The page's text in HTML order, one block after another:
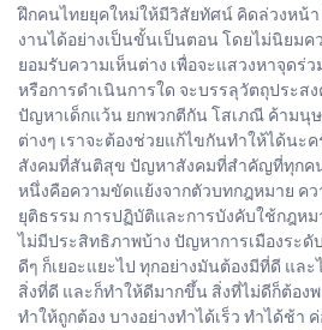
ฝึกคนไทยยุคใหม่ให้มีวิสัยทัศน์ คิดล่วงหน้
งานได้อย่างเป็นขั้นเป็นตอน โดยไม่นิยม
ยอมรับความเห็นต่าง เพื่อจะแสวงหาจุดร่
หรือการดำเนินการใด จะบรรลุวัตถุประส
ปัญหาเด็กแว้น ยกพวกตีกัน โสเภณี ค้ามนุ
ต่างๆ เราจะต้องช่วยแก้ไขกันทำให้ได้นะ
สังคมที่สันติสุข ปัญหาสังคมที่สำคัญที่ทุกค
หนึ่งคือความขัดแย้งจากตัวบทกฎหมาย ค
ยุติธรรม การปฏิบัติและการบังคับใช้กฎหม
ไม่มีประสิทธิภาพบ้าง ปัญหาการเมืองระ
ดีๆ ก็เยอะแยะไป ทุกอย่างมันต้องมีที่ดี และ
สิ่งที่ดี และก็ทำให้ดีมากขึ้น สิ่งที่ไม่ดีก็ต้อง
ทำให้ถูกต้อง บางอย่างทำได้เร็ว ทำได้ช้า